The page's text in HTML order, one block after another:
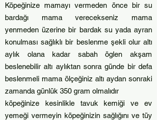
Köpeğinize mamayı vermeden önce bir su
bardağı mama verecekseniz mama
yenmeden üzerine bir bardak su yada ayran
konulması sağlıklı bir beslenme şekli olur altı
aylık olana kadar sabah öglen akşam
beslenebilir altı aylıktan sonra günde bir defa
beslenmeli mama ölçeğiniz altı aydan sonraki
zamanda günlük 350 gram olmalıdır
köpeğinize kesinlikle tavuk kemiği ve ev
yemeği vermeyin köpeğinizin sağlığını ve tüy